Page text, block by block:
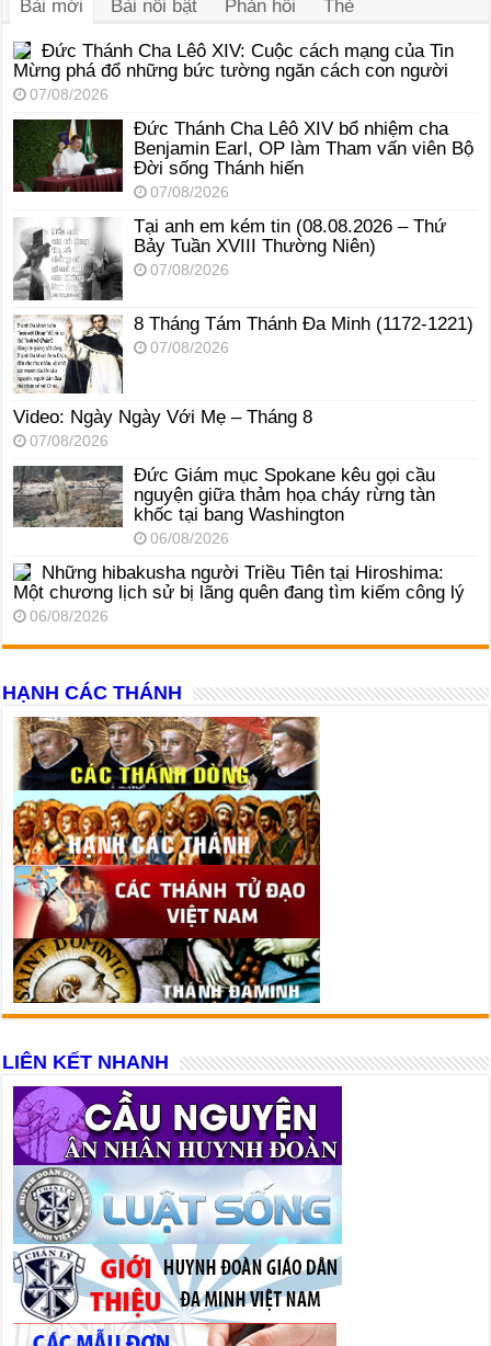
Bài mới Bài nổi bật Phản hồi Thẻ
Đức Thánh Cha Lêô XIV: Cuộc cách mạng của Tin
Mừng phá đổ những bức tường ngăn cách con người
07/08/2026
Đức Thánh Cha Lêô XIV bổ nhiệm cha
Benjamin Earl, OP làm Tham vấn viên Bộ
Đời sống Thánh hiến
07/08/2026
Tại anh em kém tin (08.08.2026 – Thứ
Bảy Tuần XVIII Thường Niên)
07/08/2026
8 Tháng Tám Thánh Ða Minh (1172-1221)
07/08/2026
Video: Ngày Ngày Với Mẹ – Tháng 8
07/08/2026
Đức Giám mục Spokane kêu gọi cầu
nguyện giữa thảm họa cháy rừng tàn
khốc tại bang Washington
06/08/2026
Những hibakusha người Triều Tiên tại Hiroshima:
Một chương lịch sử bị lãng quên đang tìm kiếm công lý
06/08/2026
HẠNH CÁC THÁNH
LIÊN KẾT NHANH